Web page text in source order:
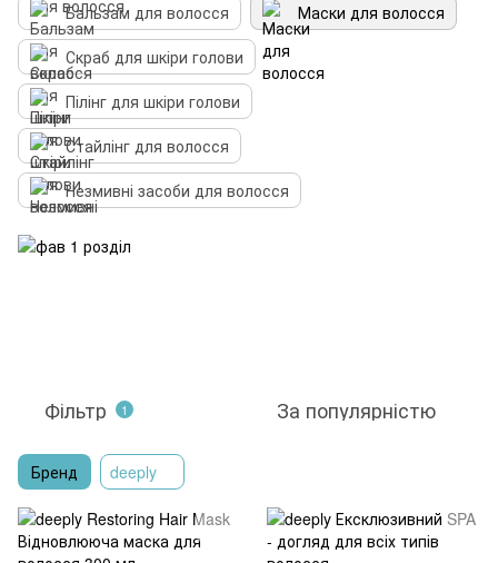
Бальзам для волосся
Маски для волосся
Скраб для шкіри голови
Пілінг для шкіри голови
Стайлінг для волосся
Незмивні засоби для волосся
Фільтр 1 За популярністю
Бренд deeply